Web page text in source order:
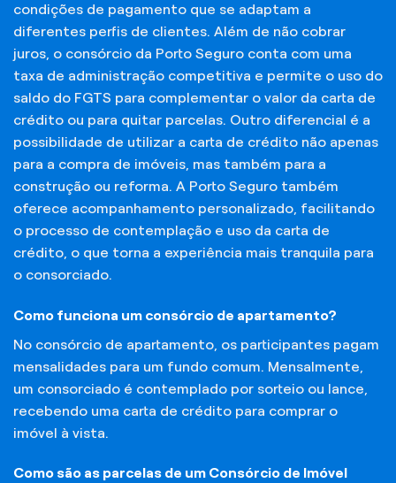
condições de pagamento que se adaptam a
diferentes perfis de clientes. Além de não cobrar
juros, o consórcio da Porto Seguro conta com uma
taxa de administração competitiva e permite o uso do
saldo do FGTS para complementar o valor da carta de
crédito ou para quitar parcelas. Outro diferencial é a
possibilidade de utilizar a carta de crédito não apenas
para a compra de imóveis, mas também para a
construção ou reforma. A Porto Seguro também
oferece acompanhamento personalizado, facilitando
o processo de contemplação e uso da carta de
crédito, o que torna a experiência mais tranquila para
o consorciado.
Como funciona um consórcio de apartamento?
No consórcio de apartamento, os participantes pagam
mensalidades para um fundo comum. Mensalmente,
um consorciado é contemplado por sorteio ou lance,
recebendo uma carta de crédito para comprar o
imóvel à vista.
Como são as parcelas de um Consórcio de Imóvel